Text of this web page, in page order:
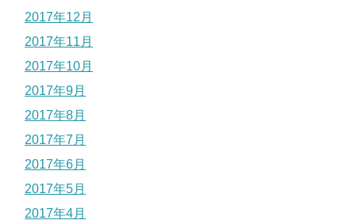
2017年12月
2017年11月
2017年10月
2017年9月
2017年8月
2017年7月
2017年6月
2017年5月
2017年4月